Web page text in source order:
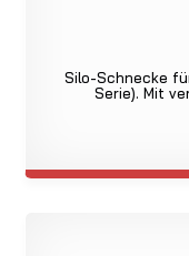
Silo-Schnecke
Serie). Mit